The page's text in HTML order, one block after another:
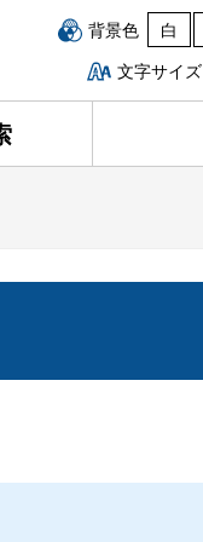
背景色 白
文字サイズ